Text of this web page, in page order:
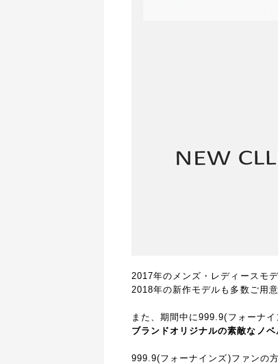
2017年のメンズ・レディースモ
2018年の新作モデルも多数ご用意
また、期間中に999.9(フォーナ
ブランドオリジナルの素敵なノベ
999.9(フォーナインズ)ファンの